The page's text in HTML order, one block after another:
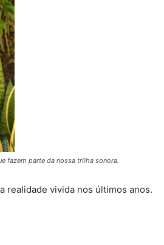
fazem parte da nossa trilha sonora.
realidade vivida nos últimos anos.